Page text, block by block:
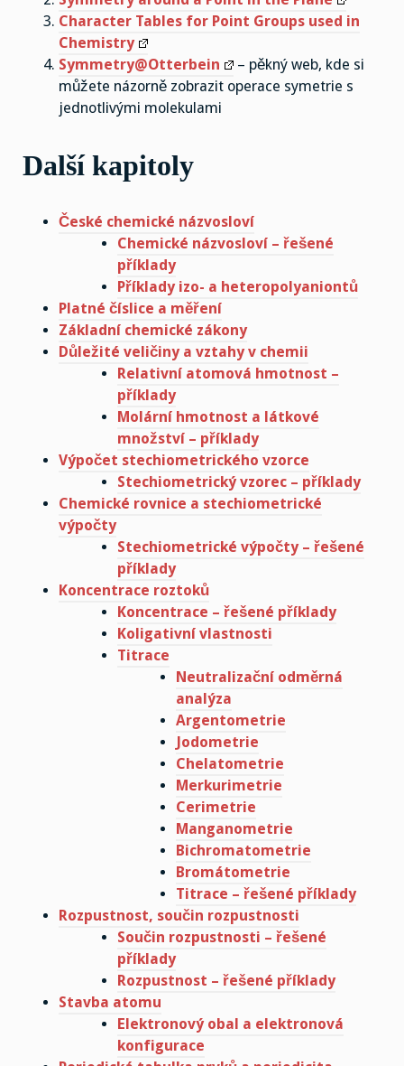
Character Tables for Point Groups used in
Chemistry
Symmetry@Otterbein
– pěkný web, kde si
můžete názorně zobrazit operace symetrie s
jednotlivými molekulami
Další kapitoly
České chemické názvosloví
Chemické názvosloví – řešené
příklady
Příklady izo- a heteropolyaniontů
Platné číslice a měření
Základní chemické zákony
Důležité veličiny a vztahy v chemii
Relativní atomová hmotnost –
příklady
Molární hmotnost a látkové
množství – příklady
Výpočet stechiometrického vzorce
Stechiometrický vzorec – příklady
Chemické rovnice a stechiometrické
výpočty
Stechiometrické výpočty – řešené
příklady
Koncentrace roztoků
Koncentrace – řešené příklady
Koligativní vlastnosti
Titrace
Neutralizační odměrná
analýza
Argentometrie
Jodometrie
Chelatometrie
Merkurimetrie
Cerimetrie
Manganometrie
Bichromatometrie
Bromátometrie
Titrace – řešené příklady
Rozpustnost, součin rozpustnosti
Součin rozpustnosti – řešené
příklady
Rozpustnost – řešené příklady
Stavba atomu
Elektronový obal a elektronová
konfigurace